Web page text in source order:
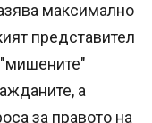
максимално
представител
а
за правото на